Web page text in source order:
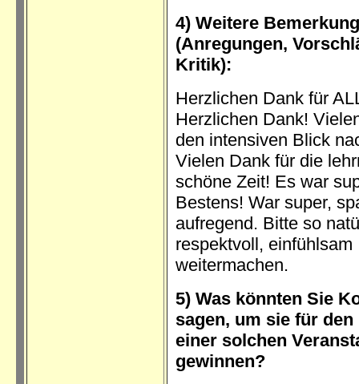
4) Weitere
(Anregungen,
Kritik):
Herzlichen Dank für
Herzlichen Dank!
den intensiven Blick
Vielen Dank für die
schöne Zeit! Es war
Bestens! War super,
aufregend. Bitte so
respektvoll, einfühlsam
weitermachen.
5) Was könnten Sie
sagen, um sie für den
einer solchen
gewinnen?